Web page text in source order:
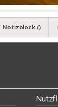
Notizblock ()